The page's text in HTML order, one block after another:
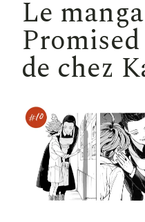
Le manga
de chez